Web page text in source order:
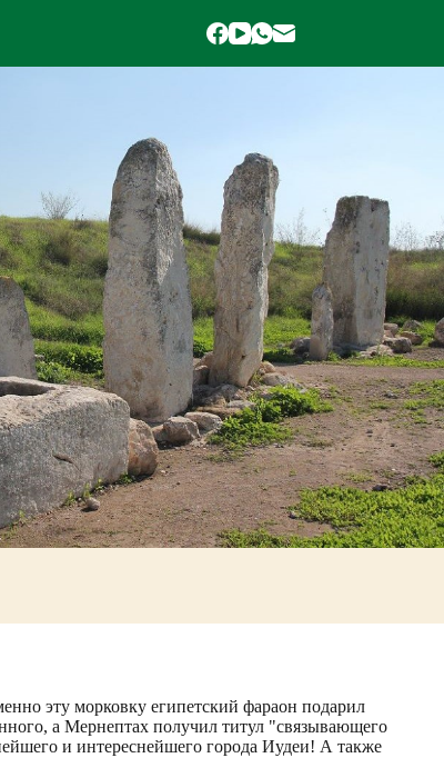
эту морковку египетский фараон подарил
а Мернептах получил титул "связывающего
и интереснейшего города Иудеи! А также